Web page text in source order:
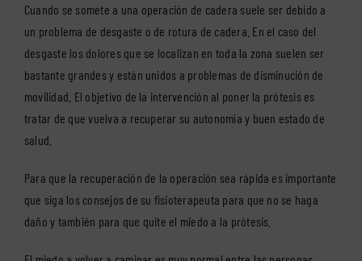
Cuando se somete a una operación de cadera suele ser debido a
un problema de desgaste o de rotura de cadera. En el caso del
desgaste los dolores que se localizan en toda la zona suelen ser
bastante grandes y están unidos a problemas de disminución de
movilidad. El objetivo de la intervención al poner la prótesis es
tratar de que vuelva a recuperar su autonomía y buen estado de
salud.
Para que la recuperación de la operación sea rápida es importante
que siga los consejos de su fisioterapeuta para que no se haga
daño y también para que quite el miedo a la prótesis.